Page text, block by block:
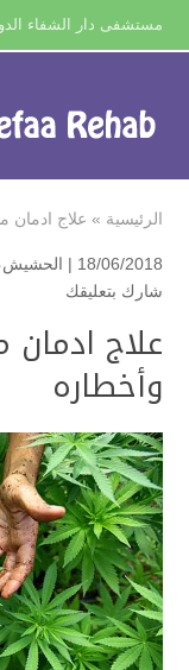
مستشفى دار الشفاء
الرئيسية » علاج ادمان
18/06/2018 | الحشيش
شارك بتعليقك
علاج
وأخطاره